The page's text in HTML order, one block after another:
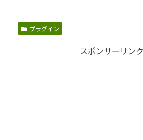
プラグイン
スポンサーリンク